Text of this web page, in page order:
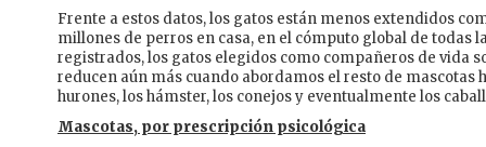
Frente a estos datos, los gatos están menos extendidos
millones de perros en casa, en el cómputo global de todas
registrados, los gatos elegidos como compañeros de vida
reducen aún más cuando abordamos el resto de mascotas
hurones, los hámster, los conejos y eventualmente los
Mascotas, por prescripción psicológica